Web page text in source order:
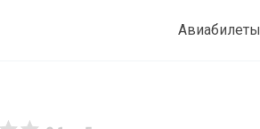
Авиабилеты